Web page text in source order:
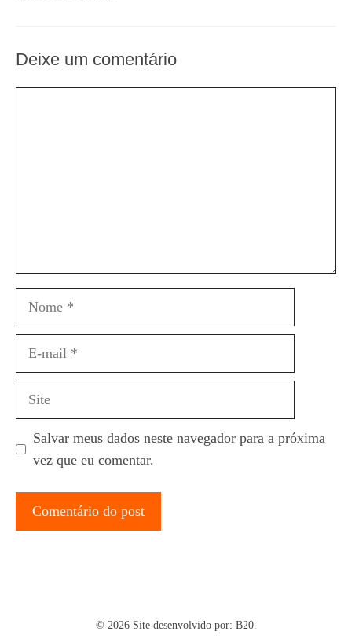
Deixe um comentário
Nome
Site
Salvar meus dados neste navegador para a próxima
vez que eu comentar.
© 2026 Site desenvolvido por: B20.